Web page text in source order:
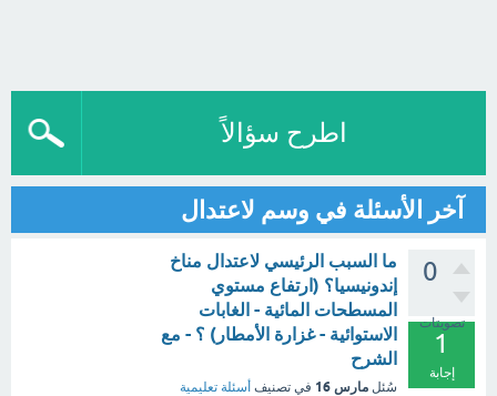
اطرح سؤالاً
آخر الأسئلة في وسم لاعتدال
0
تصويتات
1
إجابة
ما السبب الرئيسي لاعتدال مناخ
إندونيسيا؟ (ارتفاع مستوي
المسطحات المائية - الغابات
الاستوائية - غزارة الأمطار) ؟ - مع
الشرح
سُئل مارس 16 في تصنيف أسئلة تعليمية